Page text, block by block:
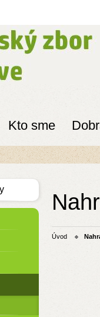
Kto sme
Úvod